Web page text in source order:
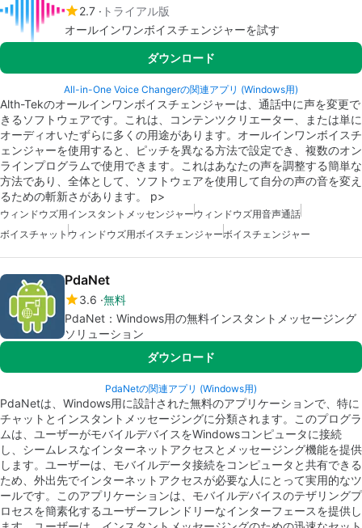
2.7
トライアル版
オールインワンボイスチェンジャーを試す
ダウンロード
All-in-One Voice Changerの関連アプリ (Windows用)
Alth-Tekのオールインワンボイスチェンジャーは、通話中に声を変更で
きるソフトウェアです。これは、コンテンツクリエーター、または単に
オーディオいたずらに多くの用途があります。オールインワンボイスチ
ェンジャーを使用すると、ピッチを異なる方法で設定でき、複数のオン
ラインプログラムで使用できます。これはあなたの声を調整する簡単な
方法であり、全体として、ソフトウェアを使用して自分の声の音を変え
るための斬新さがあります。 p>
ウィンドウズ用インスタントメッセンジャーウィンドウズ用音声通話
ボイスチャット ウィンドウズ用ボイスチェンジャーボイスチェンジャー
PdaNet
3.6 無料
PdaNet：Windows用の無料インスタントメッセージング
ソリューション
ダウンロード
PdaNetの関連アプリ (Windows用)
PdaNetは、Windows用に設計された無料のアプリケーションで、特に
チャットとインスタントメッセージングに分類されます。このプログラ
ムは、ユーザーがモバイルデバイスをWindowsコンピュータに接続
し、シームレスなインターネットアクセスとメッセージング機能を提供
します。ユーザーは、モバイルデータ接続をコンピュータと共有できる
ため、外出先でインターネットアクセスが必要な人にとって実用的なツ
ールです。このアプリケーションは、モバイルデバイスのテザリングプ
ロセスを簡素化するユーザーフレンドリーなインターフェースを提供し